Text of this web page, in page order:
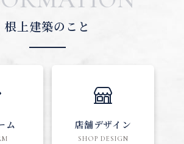
根上建築のこと
ム 店舗デザイン
SHOP DESIGN